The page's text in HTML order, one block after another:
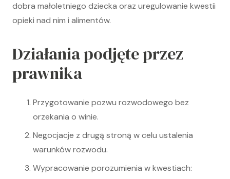
dobra małoletniego dziecka oraz uregulowanie kwestii
opieki nad nim i alimentów.
Działania podjęte przez
prawnika
Przygotowanie pozwu rozwodowego bez
orzekania o winie.
Negocjacje z drugą stroną w celu ustalenia
warunków rozwodu.
Wypracowanie porozumienia w kwestiach: